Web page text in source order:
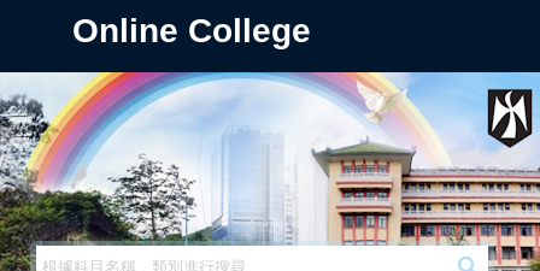
Online College